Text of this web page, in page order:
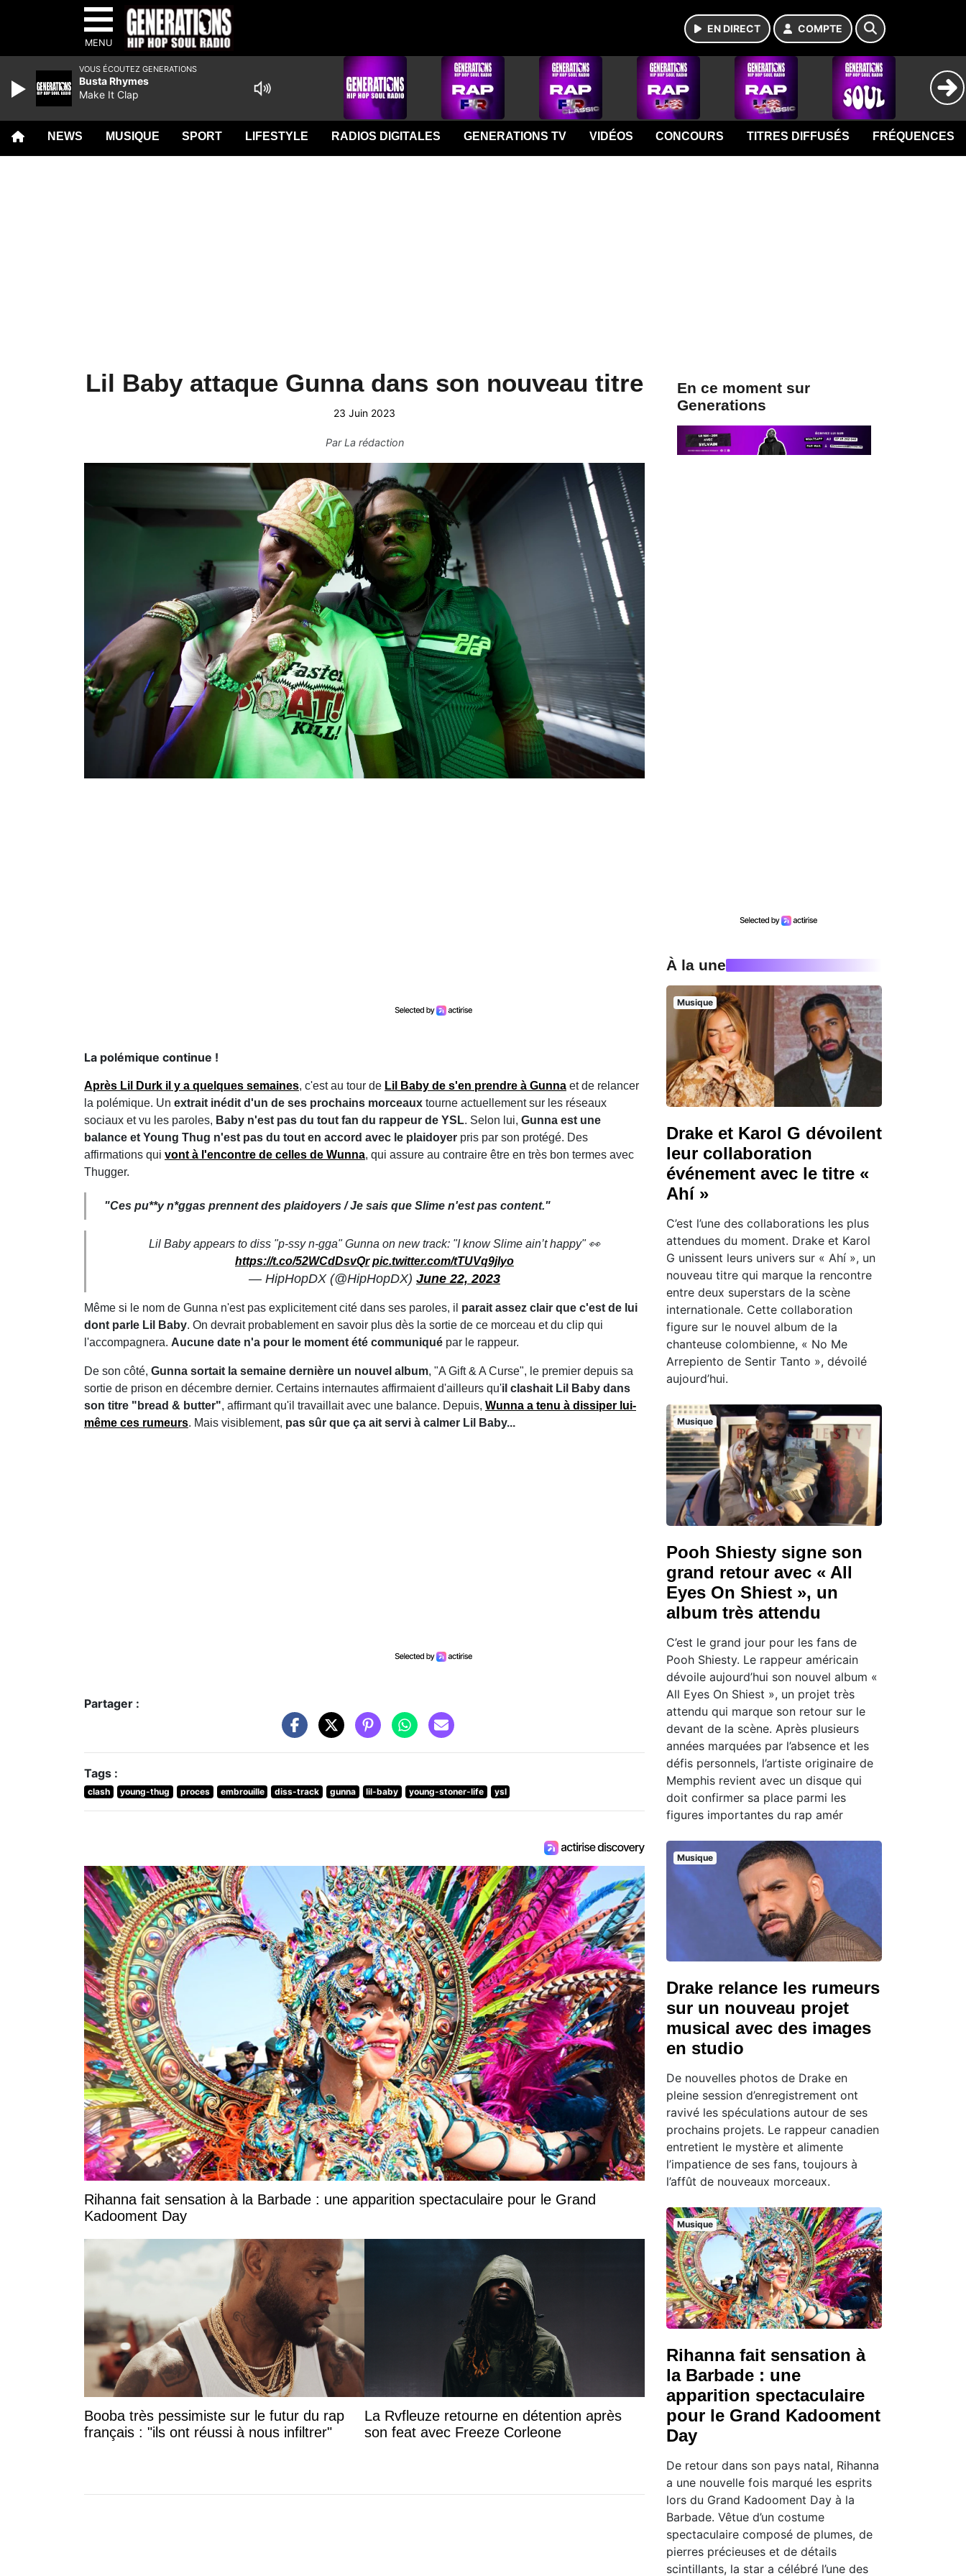
MENU
EN DIRECT COMPTE
NEWS MUSIQUE SPORT LIFESTYLE RADIOS DIGITALES GENERATIONS TV VIDÉOS CONCOURS TITRES DIFFUSÉS FRÉQUENCES
Lil Baby attaque Gunna dans son nouveau titre
23 Juin 2023
ParLa rédaction
La polémique continue !
Après Lil Durk il y a quelques semaines, c'est au tour de Lil Baby de s'en prendre à Gunna et de relancer
la polémique. Un extrait inédit d'un de ses prochains morceaux tourne actuellement sur les réseaux
sociaux et vu les paroles, Baby n'est pas du tout fan du rappeur de YSL. Selon lui, Gunna est une
balance et Young Thug n'est pas du tout en accord avec le plaidoyer pris par son protégé. Des
affirmations qui vont à l'encontre de celles de Wunna, qui assure au contraire être en très bon termes avec
Thugger.
"Ces pu**y n*ggas prennent des plaidoyers / Je sais que Slime n'est pas content."
Lil Baby appears to diss "p-ssy n-gga" Gunna on new track: "I know Slime ain’t happy" 👀
https://t.co/52WCdDsvQr pic.twitter.com/tTUVq9jlyo
— HipHopDX (@HipHopDX) June 22, 2023
Même si le nom de Gunna n'est pas explicitement cité dans ses paroles, il parait assez clair que c'est de lui
dont parle Lil Baby. On devrait probablement en savoir plus dès la sortie de ce morceau et du clip qui
l'accompagnera. Aucune date n'a pour le moment été communiqué par le rappeur.
De son côté, Gunna sortait la semaine dernière un nouvel album, "A Gift & A Curse", le premier depuis sa
sortie de prison en décembre dernier. Certains internautes affirmaient d'ailleurs qu'il clashait Lil Baby dans
son titre "bread & butter", affirmant qu'il travaillait avec une balance. Depuis, Wunna a tenu à dissiper lui-
même ces rumeurs. Mais visiblement, pas sûr que ça ait servi à calmer Lil Baby...
Partager :
Tags :
clash young-thug proces embrouille diss-track gunna lil-baby young-stoner-life ysl
Rihanna fait sensation à la Barbade : une apparition spectaculaire pour le Grand
Kadooment Day
Booba très pessimiste sur le futur du rap
français : "ils ont réussi à nous infiltrer"
La Rvfleuze retourne en détention après
son feat avec Freeze Corleone
En ce moment sur
Generations
À la une
Musique
Drake et Karol G dévoilent
leur collaboration
événement avec le titre «
Ahí »
C’est l’une des collaborations les plus
attendues du moment. Drake et Karol
G unissent leurs univers sur « Ahí », un
nouveau titre qui marque la rencontre
entre deux superstars de la scène
internationale. Cette collaboration
figure sur le nouvel album de la
chanteuse colombienne, « No Me
Arrepiento de Sentir Tanto », dévoilé
aujourd’hui.
Musique
Pooh Shiesty signe son
grand retour avec « All
Eyes On Shiest », un
album très attendu
C’est le grand jour pour les fans de
Pooh Shiesty. Le rappeur américain
dévoile aujourd’hui son nouvel album «
All Eyes On Shiest », un projet très
attendu qui marque son retour sur le
devant de la scène. Après plusieurs
années marquées par l’absence et les
défis personnels, l’artiste originaire de
Memphis revient avec un disque qui
doit confirmer sa place parmi les
figures importantes du rap amér
Musique
Drake relance les rumeurs
sur un nouveau projet
musical avec des images
en studio
De nouvelles photos de Drake en
pleine session d’enregistrement ont
ravivé les spéculations autour de ses
prochains projets. Le rappeur canadien
entretient le mystère et alimente
l’impatience de ses fans, toujours à
l’affût de nouveaux morceaux.
Musique
Rihanna fait sensation à
la Barbade : une
apparition spectaculaire
pour le Grand Kadooment
Day
De retour dans son pays natal, Rihanna
a une nouvelle fois marqué les esprits
lors du Grand Kadooment Day à la
Barbade. Vêtue d’un costume
spectaculaire composé de plumes, de
pierres précieuses et de détails
scintillants, la star a célébré l’une des
VOUS ÉCOUTEZ GENERATIONS
Busta Rhymes
Make It Clap